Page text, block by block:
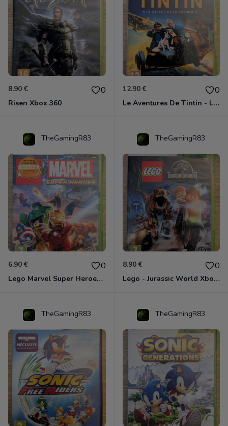
8.90 € 0
Risen Xbox 360
12.90 € 0
Le Aventures De Tintin - Le Secret De La Licorne Xbox 360
TheGamingR83
6.90 € 0
Lego Marvel Super Heroes Xbox 360
TheGamingR83
8.90 € 0
Lego - Jurassic World Xbox 360
TheGamingR83 TheGamingR83